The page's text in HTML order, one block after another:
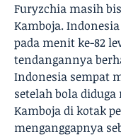
Furyzchia masih
Kamboja.
pada menit ke-82
tendangannya
Indonesia sempat
setelah bola
Kamboja di kotak
menganggapnya